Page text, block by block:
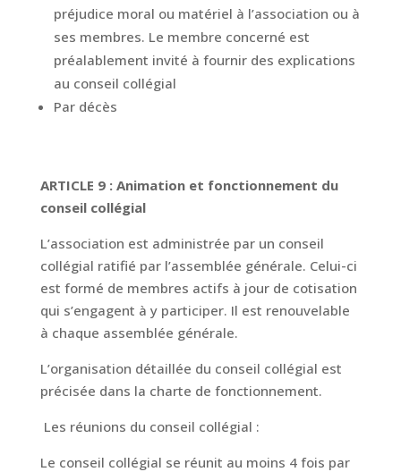
préjudice moral ou matériel à l’association ou à
ses membres. Le membre concerné est
préalablement invité à fournir des explications
au conseil collégial
Par décès
ARTICLE 9 : Animation et fonctionnement du
conseil collégial
L’association est administrée par un conseil
collégial ratifié par l’assemblée générale. Celui-ci
est formé de membres actifs à jour de cotisation
qui s’engagent à y participer. Il est renouvelable
à chaque assemblée générale.
L’organisation détaillée du conseil collégial est
précisée dans la charte de fonctionnement.
Les réunions du conseil collégial :
Le conseil collégial se réunit au moins 4 fois par